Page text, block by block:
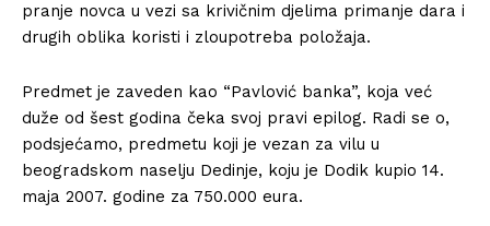
pranje novca u vezi sa krivičnim djelima primanje dara i
drugih oblika koristi i zloupotreba položaja.
Predmet je zaveden kao “Pavlović banka”, koja već
duže od šest godina čeka svoj pravi epilog. Radi se o,
podsjećamo, predmetu koji je vezan za vilu u
beogradskom naselju Dedinje, koju je Dodik kupio 14.
maja 2007. godine za 750.000 eura.